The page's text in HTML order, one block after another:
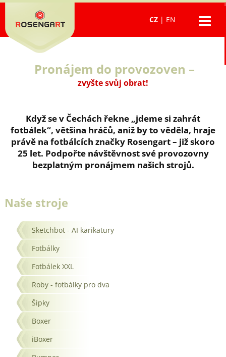
CZ | EN
Pronájem do provozoven –
zvyšte svůj obrat!
Když se v Čechách řekne „jdeme si zahrát
fotbálek“, většina hráčů, aniž by to věděla, hraje
právě na fotbálcích značky Rosengart – již skoro
25 let. Podpořte návštěvnost své provozovny
bezplatným pronájmem našich strojů.
Naše stroje
Sketchbot - AI karikatury
Fotbálky
Fotbálek XXL
Roby - fotbálky pro dva
Šipky
Boxer
iBoxer